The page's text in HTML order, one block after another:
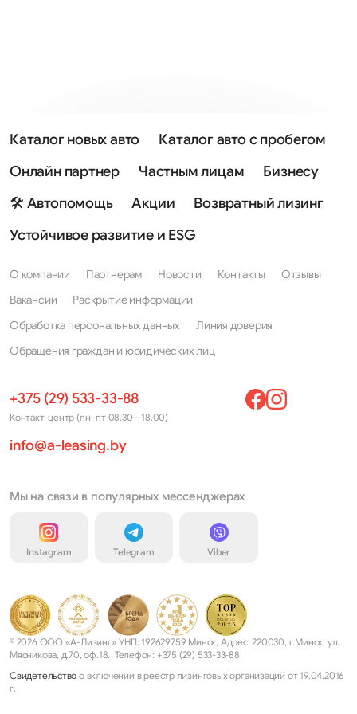
Каталог новых авто
Каталог авто с пробегом
Онлайн партнер
Частным лицам
Бизнесу
🛠 Автопомощь
Акции
Возвратный лизинг
Устойчивое развитие и ESG
О компании Партнерам Новости Контакты
Отзывы
Вакансии
Раскрытие информации
Обработка персональных данных
Линия доверия
Обращения граждан и юридических лиц
+375 (29) 533-33-88
Контакт-центр (пн–пт 08.30—18.00)
info@a-leasing.by
Мы на связи в популярных мессенджерах
Instagram Telegram Viber
© 2026 ООО «А-Лизинг» УНП: 192629759 Минск, Адрес: 220030, г.Минск, ул.
Мясникова, д.70, оф.18. Телефон: +375 (29) 533-33-88
Свидетельство о включении в реестр лизинговых организаций от 19.04.2016
г.